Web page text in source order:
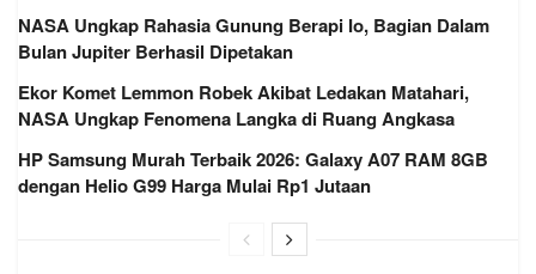
NASA Ungkap Rahasia Gunung Berapi Io, Bagian Dalam
Bulan Jupiter Berhasil Dipetakan
Ekor Komet Lemmon Robek Akibat Ledakan Matahari,
NASA Ungkap Fenomena Langka di Ruang Angkasa
HP Samsung Murah Terbaik 2026: Galaxy A07 RAM 8GB
dengan Helio G99 Harga Mulai Rp1 Jutaan